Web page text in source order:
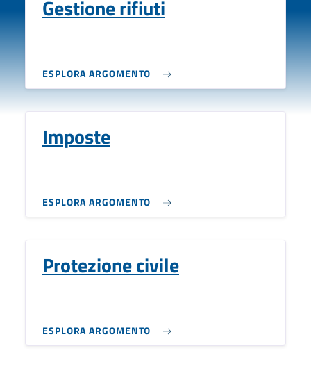
Gestione rifiuti
ESPLORA ARGOMENTO
Imposte
ESPLORA ARGOMENTO
Protezione civile
ESPLORA ARGOMENTO